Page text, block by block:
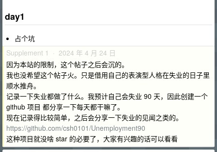
day1
占个坑
Supplement 1 · 2024 年 4 月 24 日
因为本站的限制，这个帖子之后会沉的。
我也没希望这个帖子火。只是借用自己的表演型人格在失业的日子里
顺水推舟。
记录一下失业都做了什么。我预计自己会失业 90 天，因此创建一个
github 项目 都分享一下每天都干嘛了。
现在记录得比较简单，之后会分享一下失业的见闻之类的。
https://github.com/csh0101/Unemployment90
这种项目就没啥 star 的必要了，大家有兴趣的话可以看看